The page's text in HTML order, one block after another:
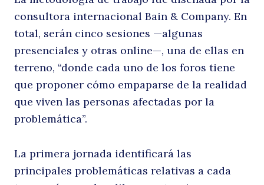
consultora internacional Bain & Company. En
total, serán cinco sesiones —algunas
presenciales y otras online—, una de ellas en
terreno, “donde cada uno de los foros tiene
que proponer cómo empaparse de la realidad
que viven las personas afectadas por la
problemática”.
La primera jornada identificará las
principales problemáticas relativas a cada